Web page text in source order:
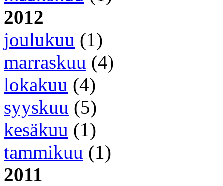
2012
joulukuu (1)
marraskuu (4)
lokakuu (4)
syyskuu (5)
kesäkuu (1)
tammikuu (1)
2011